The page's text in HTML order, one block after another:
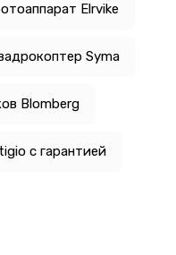
Elrvike
Syma
Blomberg
с гарантией